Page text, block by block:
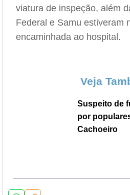
viatura de inspeção, além
Federal e Samu estiveram
encaminhada ao hospital.
Veja
Suspeito de
por
Cachoeiro